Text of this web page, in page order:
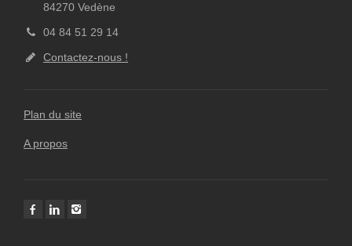
84270 Vedène
04 84 51 29 14
Contactez-nous !
Plan du site
A propos